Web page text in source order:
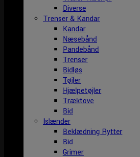
Diverse
Trenser & Kandar
Kandar
Næsebånd
Pandebånd
Trenser
Bidløs
Tøjler
Hjælpetøjler
Træktove
Bid
Islænder
Beklædning Rytter
Bid
Grimer